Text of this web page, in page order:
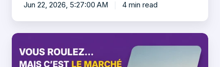
Jun 22, 2026, 5:27:00 AM 4 min read
Comment
développer
son